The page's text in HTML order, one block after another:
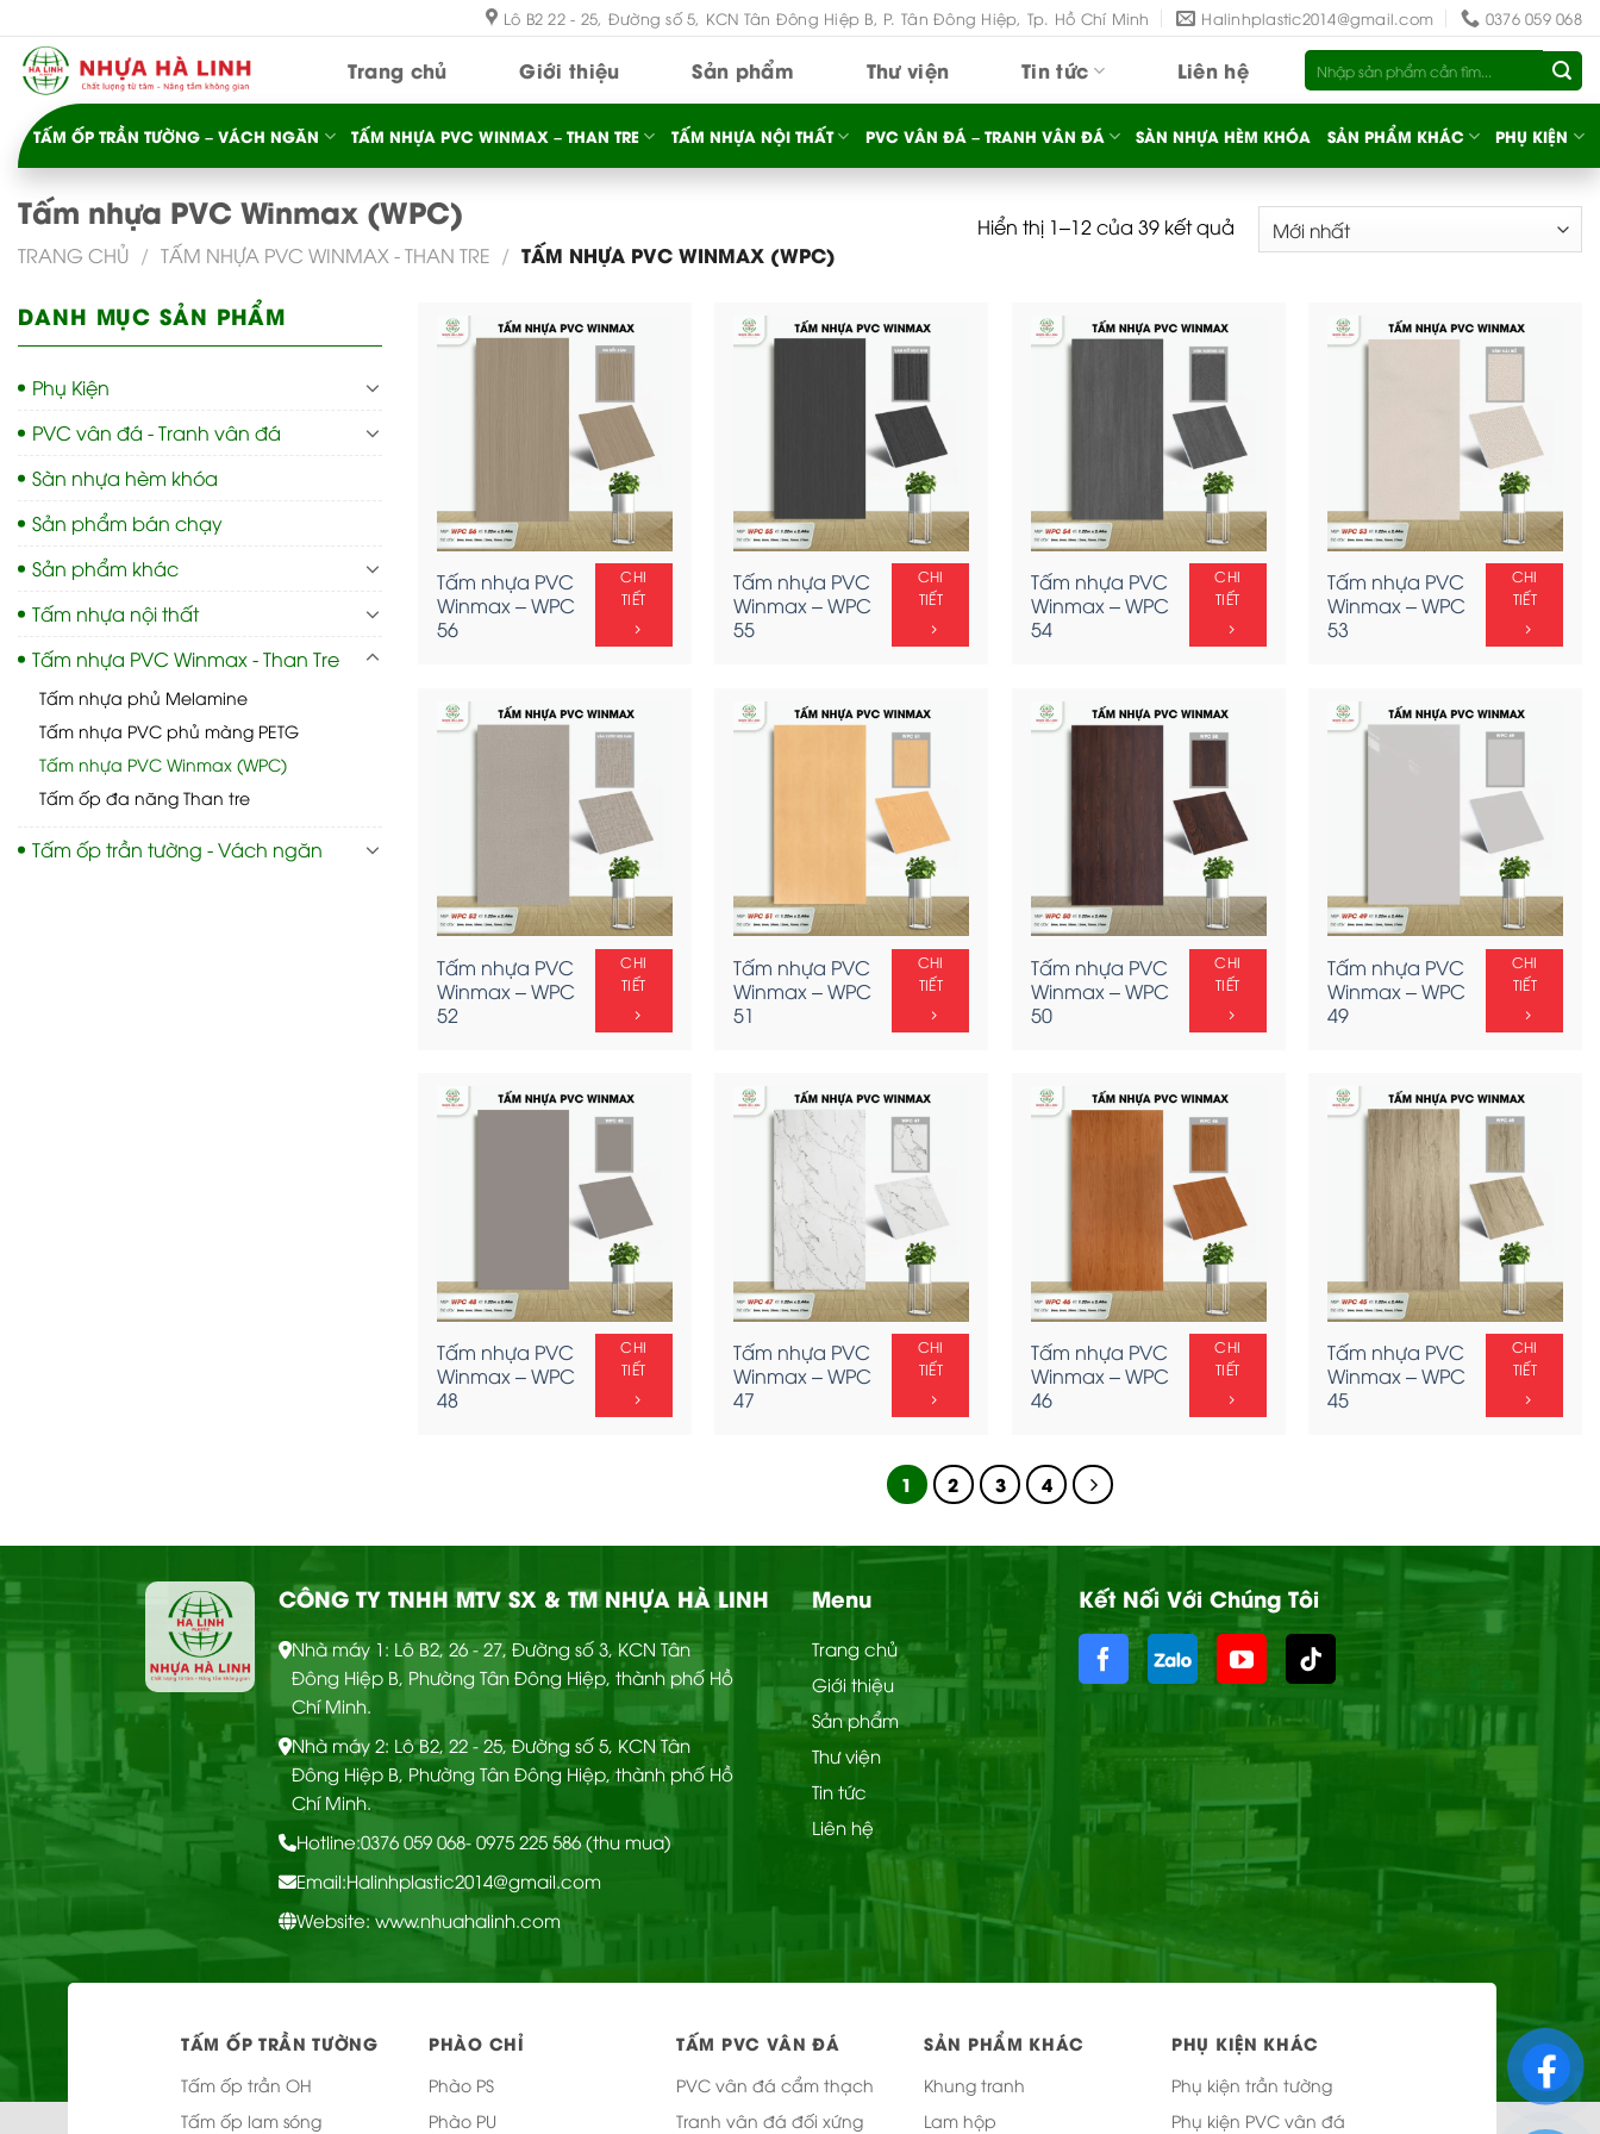
nội
Lô B2 22 - 25, Đường số 5, KCN Tân Đông Hiệp B, P. Tân Đông Hiệp, Tp. Hồ Chí Minh Halinhplastic2014@gmail.com 0376 059 068
Trang chủ Giới thiệu Sản phẩm Thư viện Tin tức Liên hệ
Tìm
kiếm:
TẤM ỐP TRẦN TƯỜNG – VÁCH NGĂN TẤM NHỰA PVC WINMAX – THAN TRE TẤM NHỰA NỘI THẤT PVC VÂN ĐÁ – TRANH VÂN ĐÁ SÀN NHỰA HÈM KHÓA SẢN PHẨM KHÁC PHỤ KIỆN
Tấm nhựa PVC Winmax (WPC)
TRANG CHỦ / TẤM NHỰA PVC WINMAX - THAN TRE / TẤM NHỰA PVC WINMAX (WPC)
Hiển thị 1–12 của 39 kết quả
DANH MỤC SẢN PHẨM
Phụ Kiện
PVC vân đá - Tranh vân đá
Sàn nhựa hèm khóa
Sản phẩm bán chạy
Sản phẩm khác
Tấm nhựa nội thất
Tấm nhựa PVC Winmax - Than Tre
Tấm nhựa phủ Melamine
Tấm nhựa PVC phủ màng PETG
Tấm nhựa PVC Winmax (WPC)
Tấm ốp đa năng Than tre
Tấm ốp trần tường - Vách ngăn
Tấm nhựa PVC
Winmax – WPC
56
CHI
TIẾT
Tấm nhựa PVC
Winmax – WPC
55
CHI
TIẾT
Tấm nhựa PVC
Winmax – WPC
54
CHI
TIẾT
Tấm nhựa PVC
Winmax – WPC
53
CHI
TIẾT
Tấm nhựa PVC
Winmax – WPC
52
CHI
TIẾT
Tấm nhựa PVC
Winmax – WPC
51
CHI
TIẾT
Tấm nhựa PVC
Winmax – WPC
50
CHI
TIẾT
Tấm nhựa PVC
Winmax – WPC
49
CHI
TIẾT
Tấm nhựa PVC
Winmax – WPC
48
CHI
TIẾT
Tấm nhựa PVC
Winmax – WPC
47
CHI
TIẾT
Tấm nhựa PVC
Winmax – WPC
46
CHI
TIẾT
Tấm nhựa PVC
Winmax – WPC
45
CHI
TIẾT
1 2 3 4
CÔNG TY TNHH MTV SX & TM NHỰA HÀ LINH
Nhà máy 1: Lô B2, 26 - 27, Đường số 3, KCN Tân
Đông Hiệp B, Phường Tân Đông Hiệp, thành phố Hồ
Chí Minh.
Nhà máy 2: Lô B2, 22 - 25, Đường số 5, KCN Tân
Đông Hiệp B, Phường Tân Đông Hiệp, thành phố Hồ
Chí Minh.
Hotline:0376 059 068- 0975 225 586 (thu mua)
Email:Halinhplastic2014@gmail.com
Website: www.nhuahalinh.com
Menu
Trang chủ
Giới thiệu
Sản phẩm
Thư viện
Tin tức
Liên hệ
Kết Nối Với Chúng Tôi
TẤM ỐP TRẦN TƯỜNG
Tấm ốp trần OH
Tấm ốp lam sóng
PHÀO CHỈ
Phào PS
Phào PU
TẤM PVC VÂN ĐÁ
PVC vân đá cẩm thạch
Tranh vân đá đối xứng
SẢN PHẨM KHÁC
Khung tranh
Lam hộp
PHỤ KIỆN KHÁC
Phụ kiện trần tường
Phụ kiện PVC vân đá